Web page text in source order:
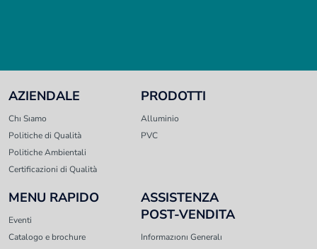
AZIENDALE
Chı Sıamo
Politiche di Qualità
Politiche Ambientali
Certificazioni di Qualità
PRODOTTI
Alluminio
PVC
MENU RAPIDO
Eventi
Catalogo e brochure
ASSISTENZA
POST-VENDITA
Informazıonı Generalı